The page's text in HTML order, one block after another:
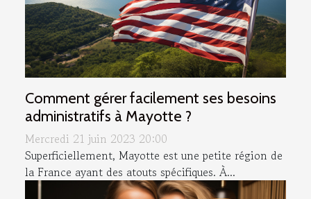
Comment gérer facilement ses besoins
administratifs à Mayotte ?
Mercredi 21 juin 2023 20:00
Superficiellement, Mayotte est une petite région de
la France ayant des atouts spécifiques. À...